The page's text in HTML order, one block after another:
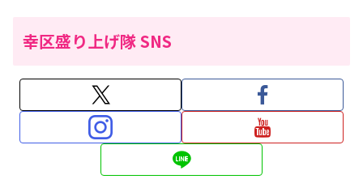
幸区盛り上げ隊 SNS